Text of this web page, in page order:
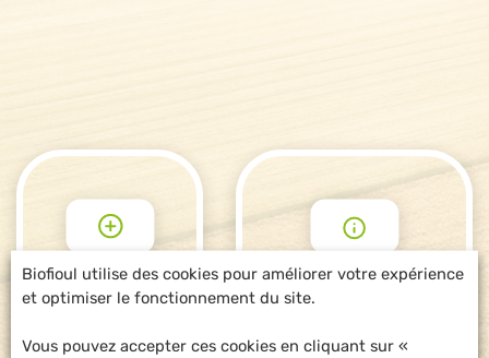
POUR ALLER
PLUS LOIN
DEMANDE
D'INFORMATIONS
Biofioul utilise des cookies pour améliorer votre expérience
et optimiser le fonctionnement du site.
Vous pouvez accepter ces cookies en cliquant sur «